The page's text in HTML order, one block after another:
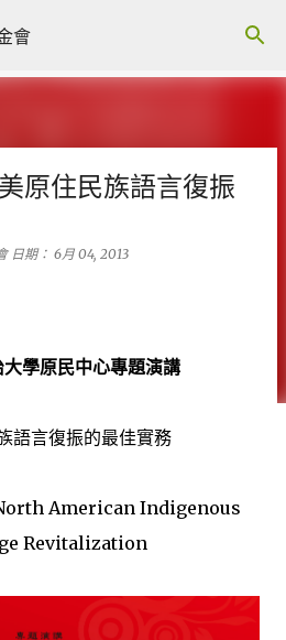
主要內容
會
原住民族語言復振
日期： 6月 04, 2013
大學原民中心專題演講
語言復振的最佳實務
American Indigenous
Revitalization